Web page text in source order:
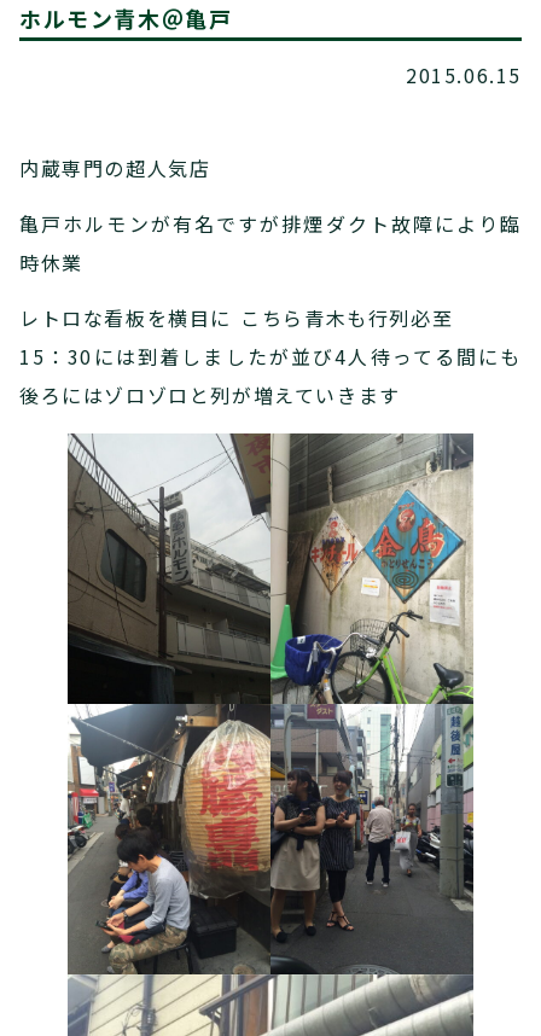
ホルモン青木＠亀戸
2015.06.15
内蔵専門の超人気店
亀戸ホルモンが有名ですが排煙ダクト故障により臨
時休業
レトロな看板を横目に こちら青木も行列必至
15：30には到着しましたが並び4人待ってる間にも
後ろにはゾロゾロと列が増えていきます